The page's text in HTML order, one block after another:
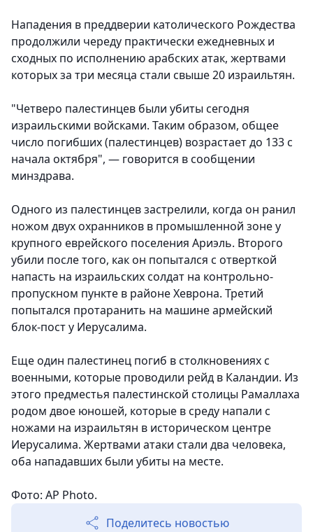
Нападения в преддверии католического Рождества
продолжили череду практически ежедневных и
сходных по исполнению арабских атак, жертвами
которых за три месяца стали свыше 20 израильтян.
"Четверо палестинцев были убиты сегодня
израильскими войсками. Таким образом, общее
число погибших (палестинцев) возрастает до 133 с
начала октября", — говорится в сообщении
минздрава.
Одного из палестинцев застрелили, когда он ранил
ножом двух охранников в промышленной зоне у
крупного еврейского поселения Ариэль. Второго
убили после того, как он попытался с отверткой
напасть на израильских солдат на контрольно-
пропускном пункте в районе Хеврона. Третий
попытался протаранить на машине армейский
блок-пост у Иерусалима.
Еще один палестинец погиб в столкновениях с
военными, которые проводили рейд в Каландии. Из
этого предместья палестинской столицы Рамаллаха
родом двое юношей, которые в среду напали с
ножами на израильтян в историческом центре
Иерусалима. Жертвами атаки стали два человека,
оба нападавших были убиты на месте.
Фото: AP Photo.
Поделитесь новостью